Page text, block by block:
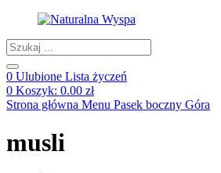
Products
search
0 Ulubione Lista życzeń
0 Koszyk: 0.00 zł
Strona główna Menu Pasek boczny Góra
musli